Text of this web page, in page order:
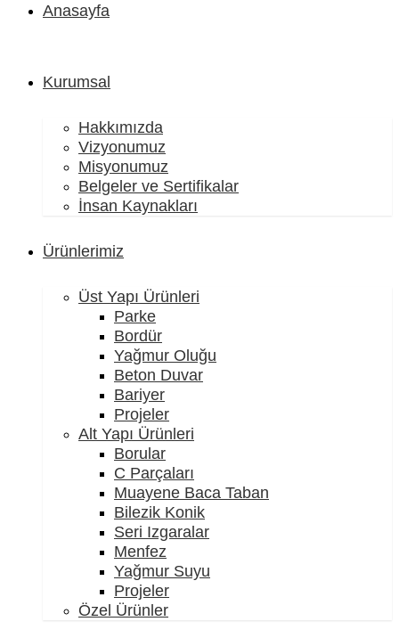
Anasayfa
Kurumsal
Hakkımızda
Vizyonumuz
Misyonumuz
Belgeler ve Sertifikalar
İnsan Kaynakları
Ürünlerimiz
Üst Yapı Ürünleri
Parke
Bordür
Yağmur Oluğu
Beton Duvar
Bariyer
Projeler
Alt Yapı Ürünleri
Borular
C Parçaları
Muayene Baca Taban
Bilezik Konik
Seri Izgaralar
Menfez
Yağmur Suyu
Projeler
Özel Ürünler